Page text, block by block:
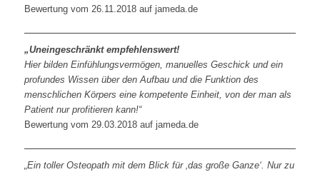
Bewertung vom 26.11.2018 auf jameda.de
„Uneingeschränkt empfehlenswert!
Hier bilden Einfühlungsvermögen, manuelles Geschick und ein
profundes Wissen über den Aufbau und die Funktion des
menschlichen Körpers eine kompetente Einheit, von der man als
Patient nur profitieren kann!“
Bewertung vom 29.03.2018 auf jameda.de
„Ein toller Osteopath mit dem Blick für ‚das große Ganze‘. Nur zu